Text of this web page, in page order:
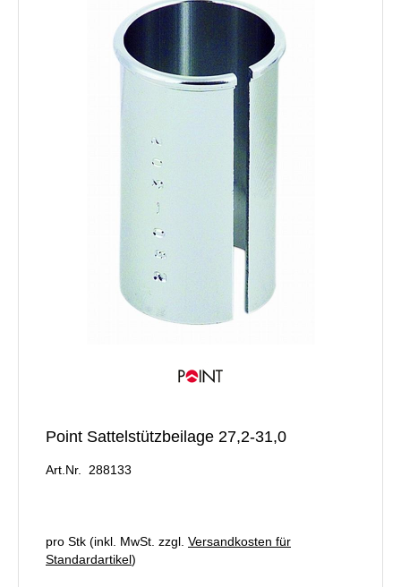
Point Sattelstützbeilage 27,2-31,0
Art.Nr. 288133
pro Stk (inkl. MwSt. zzgl. Versandkosten für
Standardartikel)